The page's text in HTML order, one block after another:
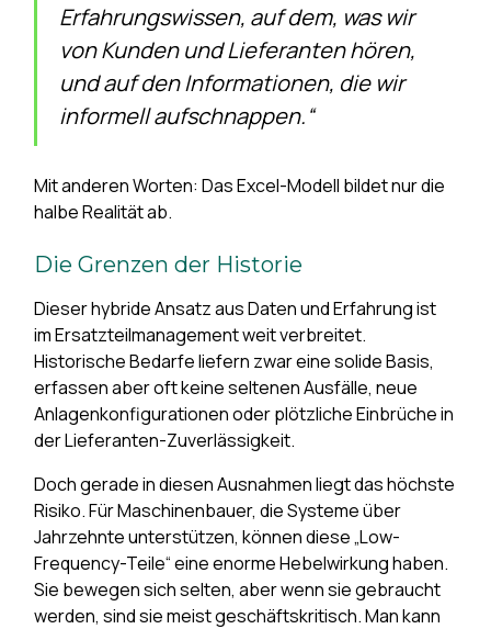
Erfahrungswissen, auf dem, was wir
von Kunden und Lieferanten hören,
und auf den Informationen, die wir
informell aufschnappen.“
Mit anderen Worten: Das Excel-Modell bildet nur die
halbe Realität ab.
Die Grenzen der Historie
Dieser hybride Ansatz aus Daten und Erfahrung ist
im Ersatzteilmanagement weit verbreitet.
Historische Bedarfe liefern zwar eine solide Basis,
erfassen aber oft keine seltenen Ausfälle, neue
Anlagenkonfigurationen oder plötzliche Einbrüche in
der Lieferanten-Zuverlässigkeit.
Doch gerade in diesen Ausnahmen liegt das höchste
Risiko. Für Maschinenbauer, die Systeme über
Jahrzehnte unterstützen, können diese „Low-
Frequency-Teile“ eine enorme Hebelwirkung haben.
Sie bewegen sich selten, aber wenn sie gebraucht
werden, sind sie meist geschäftskritisch. Man kann